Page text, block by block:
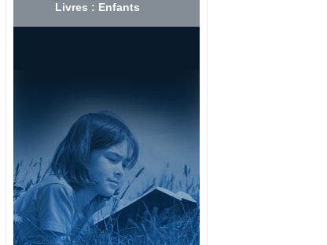
Livres : Enfants